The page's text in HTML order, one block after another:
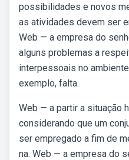
possibilidades e novos
as atividades devem ser
Web — a empresa do
alguns problemas a
interpessoais no
exemplo, falta.
Web — a partir a situação
considerando que um
ser empregado a fim de
na. Web — a empresa do